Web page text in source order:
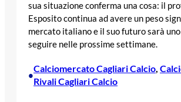
sua situazione conferma una cosa: il
Esposito continua ad avere un peso
mercato italiano e il suo futuro sarà
seguire nelle prossime settimane.
•
Calciomercato Cagliari Calcio,
Rivali Cagliari Calcio